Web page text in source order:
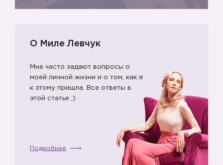
О Миле Левчук
Мне часто задают вопросы о
моей личной жизни и о том, как я
к этому пришла. Все ответы в
этой статье ;)
Подробнее